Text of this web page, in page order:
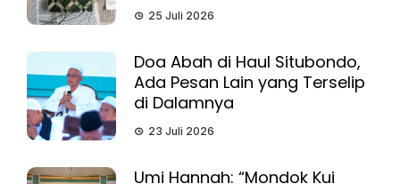
25 Juli 2026
Doa Abah di Haul Situbondo,
Ada Pesan Lain yang Terselip
di Dalamnya
23 Juli 2026
Umi Hannah: “Mondok Kui